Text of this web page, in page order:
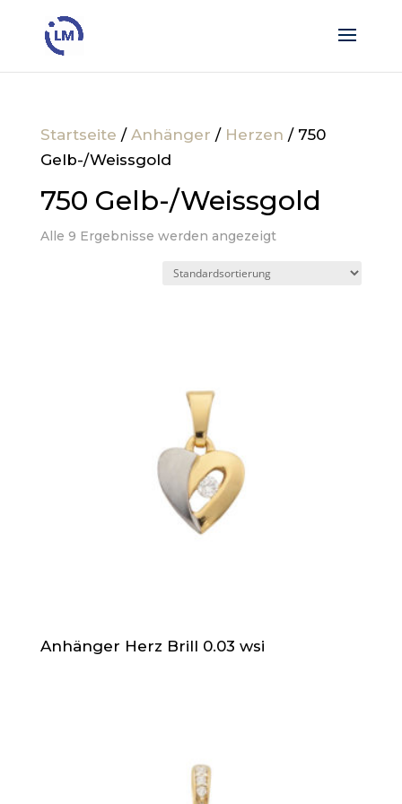
Startseite / Anhänger / Herzen / 750
Gelb-/Weissgold
750 Gelb-/Weissgold
Alle 9 Ergebnisse werden angezeigt
Anhänger Herz Brill 0.03 wsi